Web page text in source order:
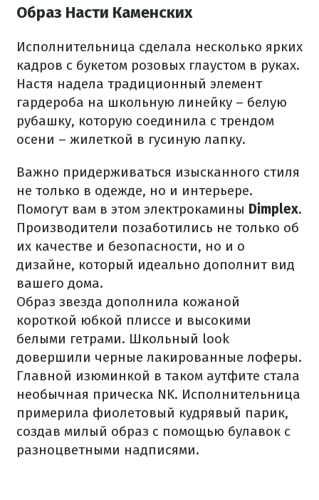
Образ Насти Каменских
Исполнительница сделала несколько ярких
кадров с букетом розовых глаустом в руках.
Настя надела традиционный элемент
гардероба на школьную линейку – белую
рубашку, которую соединила с трендом
осени – жилеткой в гусиную лапку.
Важно придерживаться изысканного стиля
не только в одежде, но и интерьере.
Помогут вам в этом электрокамины Dimplex.
Производители позаботились не только об
их качестве и безопасности, но и о
дизайне, который идеально дополнит вид
вашего дома.
Образ звезда дополнила кожаной
короткой юбкой плиссе и высокими
белыми гетрами. Школьный look
довершили черные лакированные лоферы.
Главной изюминкой в таком аутфите стала
необычная прическа NK. Исполнительница
примерила фиолетовый кудрявый парик,
создав милый образ с помощью булавок с
разноцветными надписями.